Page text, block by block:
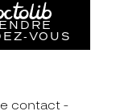
contact